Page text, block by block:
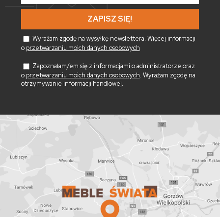
*
Wyrażam zgodę na wysyłkę newslettera. Więcej informacji
o przetwarzaniu moich danych osobowych
Zapoznałam/em się z informacjami o administratorze oraz
o przetwarzaniu moich danych osobowych. Wyrażam zgodę na
otrzymywanie informacji handlowej.